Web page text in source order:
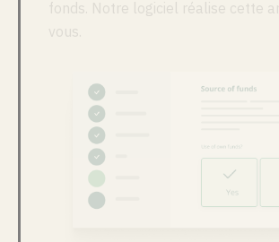
fonds. Notre logiciel réalise cette
vous.